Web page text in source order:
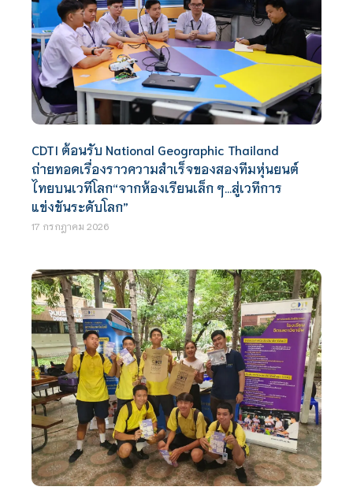
CDTI ต้อนรับ National Geographic Thailand
ถ่ายทอดเรื่องราวความสำเร็จของสองทีมหุ่นยนต์
ไทยบนเวทีโลก“จากห้องเรียนเล็ก ๆ…สู่เวทีการ
แข่งขันระดับโลก”
17 กรกฎาคม 2026